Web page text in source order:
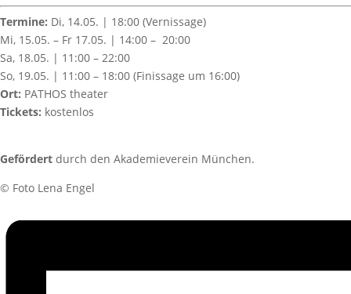
Termine: Di, 14.05. | 18:00 (Vernissage)
Mi, 15.05. – Fr 17.05. | 14:00 – 20:00
Sa, 18.05. | 11:00 – 22:00
So, 19.05. | 11:00 – 18:00 (Finissage um 16:00)
Ort: PATHOS theater
Tickets: kostenlos
Gefördert durch den Akademieverein München.
©️ Foto Lena Engel